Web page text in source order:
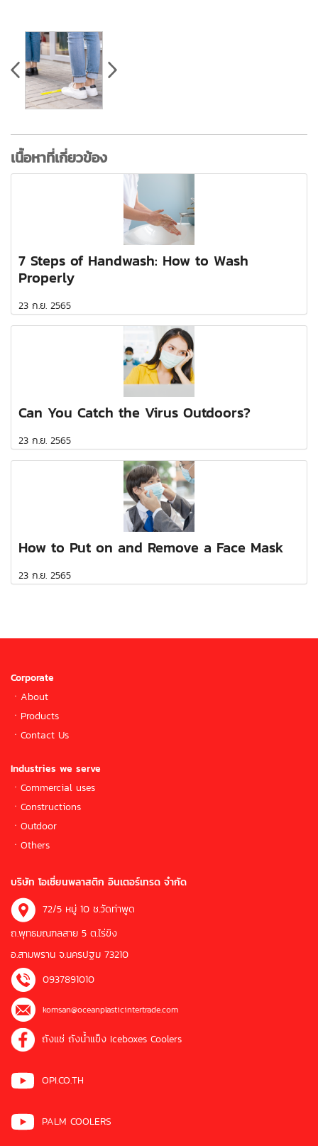
เนื้อหาที่เกี่ยวข้อง
7 Steps of Handwash: How to Wash
Properly
23 ก.ย. 2565
Can You Catch the Virus Outdoors?
23 ก.ย. 2565
How to Put on and Remove a Face Mask
23 ก.ย. 2565
Corporate
ㆍ About
ㆍ Products
ㆍ Contact Us
Industries we serve
ㆍCommercial uses
ㆍConstructions
ㆍOutdoor
ㆍOthers
บริษัท โอเชี่ยนพลาสติก อินเตอร์เทรด จำกัด
72/5 หมู่ 10 ช.วัดท่าพูด
ถ.พุทธมณฑลสาย 5 ต.ไร่ขิง
อ.สามพราน จ.นครปฐม 73210
0937891010
komsan@oceanplasticintertrade.com
ถังแช่ ถังน้ำแข็ง Iceboxes Coolers
OPI.CO.TH
PALM COOLERS